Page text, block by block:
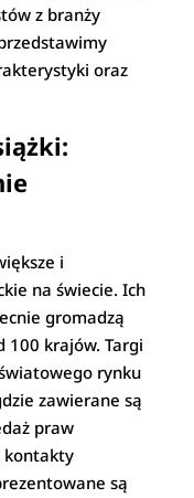
z branży
oraz
i
na świecie. Ich
gromadzą
100 krajów. Targi
rynku
zawierane są
praw
kontakty
są